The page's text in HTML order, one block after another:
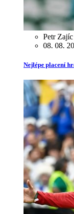
Petr Zajíc
08. 08.
Nejlépe placení